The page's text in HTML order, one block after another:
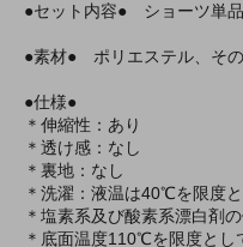
●セット内容● ショーツ単品
●素材● ポリエステル、そ
●仕様●
＊伸縮性：あり
＊透け感：なし
＊裏地：なし
＊洗濯：液温は40℃を限度
＊塩素系及び酸素系漂白剤
＊底面温度110℃を限度とし